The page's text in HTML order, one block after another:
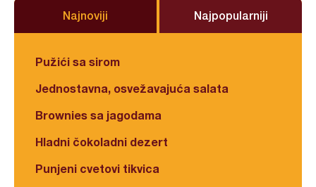
Najnoviji Najpopularniji
Pužići sa sirom
Jednostavna, osvežavajuća salata
Brownies sa jagodama
Hladni čokoladni dezert
Punjeni cvetovi tikvica